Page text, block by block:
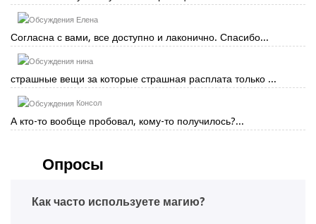
Елена
Согласна с вами, все доступно и лаконично. Спасибо...
нина
страшные вещи за которые страшная расплата только ...
Консол
А кто-то вообще пробовал, кому-то получилось?...
Опросы
Как часто используете магию?